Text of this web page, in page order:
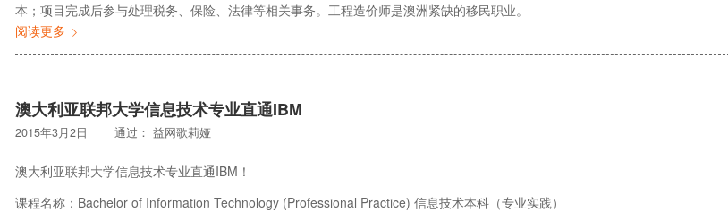
本；项目完成后参与处理税务、保险、法律等相关事务。工程造价师是澳洲紧缺的移民职业。
阅读更多
澳大利亚联邦大学信息技术专业直通IBM
2015年3月2日 通过： 益网歌莉娅
澳大利亚联邦大学信息技术专业直通IBM！
课程名称：Bachelor of Information Technology (Professional Practice) 信息技术本科（专业实践）